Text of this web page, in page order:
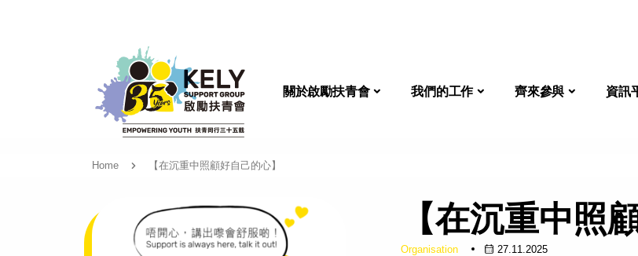
關於啟勵扶青會關於啟勵扶青會
我們的工作我們的工作齊來參與齊來參與資訊
Home 【在沉重中照顧好自己的心】
【在沉重中照
Organisation 27.11.2025